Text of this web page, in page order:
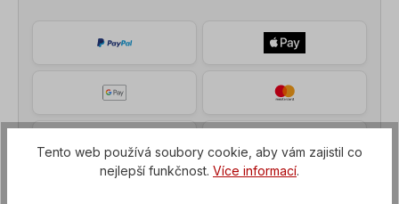
Tento web používá soubory cookie, aby vám zajistil co
nejlepší funkčnost. Více informací.